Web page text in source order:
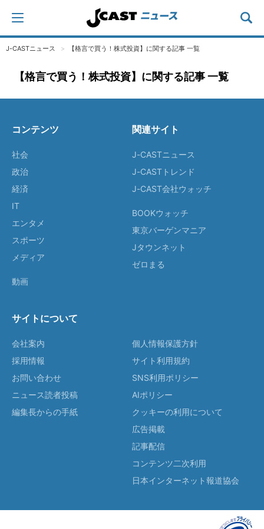
J-CASTニュース 【格言で買う！株式投資】に関する記事 一覧
【格言で買う！株式投資】に関する記事 一覧
コンテンツ
社会
政治
経済
IT
エンタメ
スポーツ
メディア
動画
関連サイト
J-CASTニュース
J-CASTトレンド
J-CAST会社ウォッチ
BOOKウォッチ
東京バーゲンマニア
Jタウンネット
ゼロまる
サイトについて
会社案内
採用情報
お問い合わせ
ニュース読者投稿
編集長からの手紙
個人情報保護方針
サイト利用規約
SNS利用ポリシー
AIポリシー
クッキーの利用について
広告掲載
記事配信
コンテンツ二次利用
日本インターネット報道協会